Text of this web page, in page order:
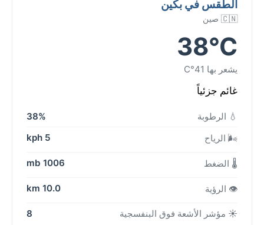
الطقس في بكين
🇨🇳 صين
38°C
يشعر بها 41°C
غائم جزئياً
💧 الرطوبة
38%
🌬️ الرياح
5 kph
🌡️ الضغط 1006 mb
👁️ الرؤية 10.0 km
☀️ مؤشر الأشعة فوق البنفسجية 8